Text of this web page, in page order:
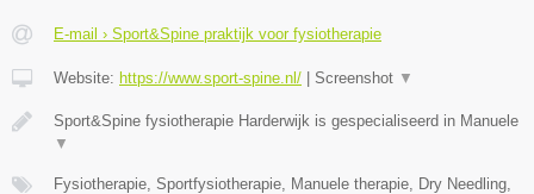
E-mail › Sport&Spine praktijk voor fysiotherapie
Website: https://www.sport-spine.nl/ | Screenshot ▼
Sport&Spine fysiotherapie Harderwijk is gespecialiseerd in Manuele
▼
Fysiotherapie, Sportfysiotherapie, Manuele therapie, Dry Needling,